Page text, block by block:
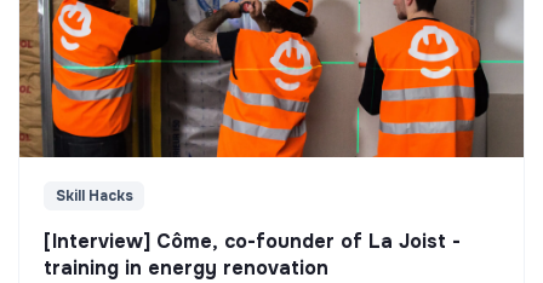
Skill Hacks
[Interview] Côme, co-founder of La Joist -
training in energy renovation